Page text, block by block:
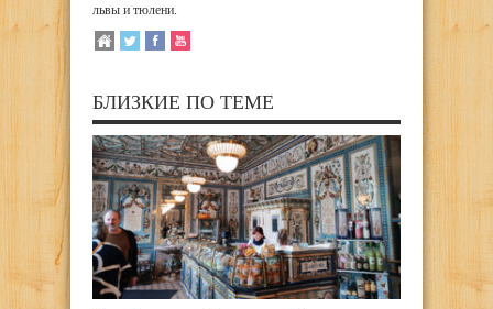
львы и тюлени.
БЛИЗКИЕ ПО ТЕМЕ